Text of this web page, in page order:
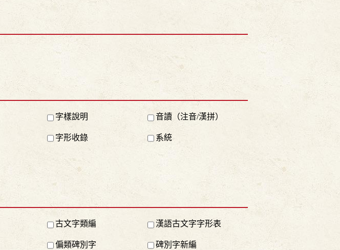
字樣說明 音讀（注音/漢拼）
字形收錄 系統
古文字類編 漢語古文字字形表
偏類碑別字 碑別字新編